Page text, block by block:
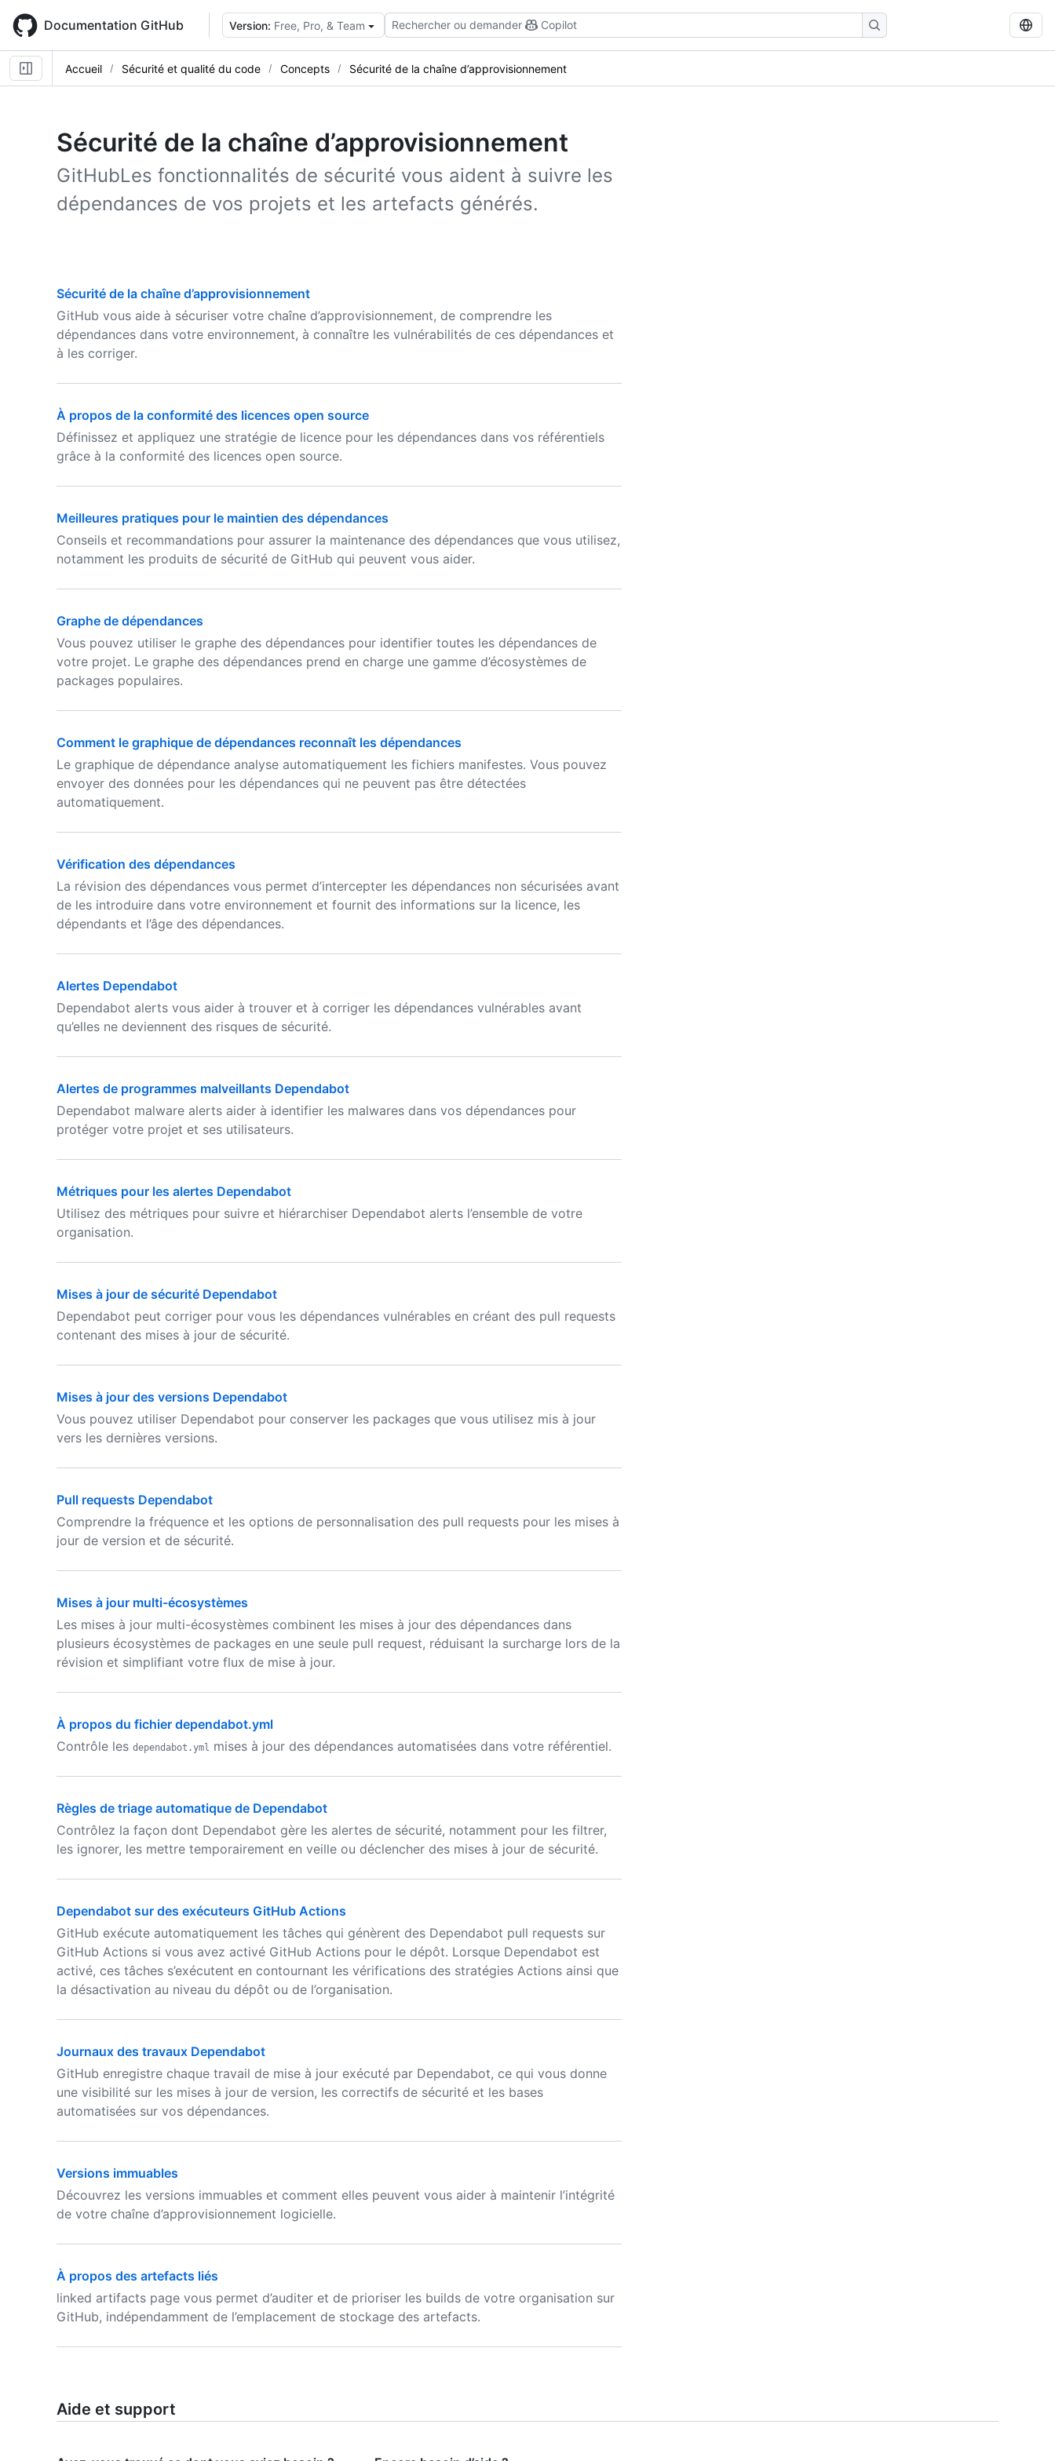
main
content
Documentation GitHub Version: Free, Pro, & Team Rechercher ou demander Copilot
Accueil Sécurité et qualité du code Concepts Sécurité de la chaîne d’approvisionnement
Sécurité de la chaîne d’approvisionnement
GitHubLes fonctionnalités de sécurité vous aident à suivre les
dépendances de vos projets et les artefacts générés.
Sécurité de la chaîne d’approvisionnement
GitHub vous aide à sécuriser votre chaîne d’approvisionnement, de comprendre les
dépendances dans votre environnement, à connaître les vulnérabilités de ces dépendances et
à les corriger.
À propos de la conformité des licences open source
Définissez et appliquez une stratégie de licence pour les dépendances dans vos référentiels
grâce à la conformité des licences open source.
Meilleures pratiques pour le maintien des dépendances
Conseils et recommandations pour assurer la maintenance des dépendances que vous utilisez,
notamment les produits de sécurité de GitHub qui peuvent vous aider.
Graphe de dépendances
Vous pouvez utiliser le graphe des dépendances pour identifier toutes les dépendances de
votre projet. Le graphe des dépendances prend en charge une gamme d’écosystèmes de
packages populaires.
Comment le graphique de dépendances reconnaît les dépendances
Le graphique de dépendance analyse automatiquement les fichiers manifestes. Vous pouvez
envoyer des données pour les dépendances qui ne peuvent pas être détectées
automatiquement.
Vérification des dépendances
La révision des dépendances vous permet d’intercepter les dépendances non sécurisées avant
de les introduire dans votre environnement et fournit des informations sur la licence, les
dépendants et l’âge des dépendances.
Alertes Dependabot
Dependabot alerts vous aider à trouver et à corriger les dépendances vulnérables avant
qu’elles ne deviennent des risques de sécurité.
Alertes de programmes malveillants Dependabot
Dependabot malware alerts aider à identifier les malwares dans vos dépendances pour
protéger votre projet et ses utilisateurs.
Métriques pour les alertes Dependabot
Utilisez des métriques pour suivre et hiérarchiser Dependabot alerts l’ensemble de votre
organisation.
Mises à jour de sécurité Dependabot
Dependabot peut corriger pour vous les dépendances vulnérables en créant des pull requests
contenant des mises à jour de sécurité.
Mises à jour des versions Dependabot
Vous pouvez utiliser Dependabot pour conserver les packages que vous utilisez mis à jour
vers les dernières versions.
Pull requests Dependabot
Comprendre la fréquence et les options de personnalisation des pull requests pour les mises à
jour de version et de sécurité.
Mises à jour multi-écosystèmes
Les mises à jour multi-écosystèmes combinent les mises à jour des dépendances dans
plusieurs écosystèmes de packages en une seule pull request, réduisant la surcharge lors de la
révision et simplifiant votre flux de mise à jour.
À propos du fichier dependabot.yml
Contrôle les dependabot.yml mises à jour des dépendances automatisées dans votre référentiel.
Règles de triage automatique de Dependabot
Contrôlez la façon dont Dependabot gère les alertes de sécurité, notamment pour les filtrer,
les ignorer, les mettre temporairement en veille ou déclencher des mises à jour de sécurité.
Dependabot sur des exécuteurs GitHub Actions
GitHub exécute automatiquement les tâches qui génèrent des Dependabot pull requests sur
GitHub Actions si vous avez activé GitHub Actions pour le dépôt. Lorsque Dependabot est
activé, ces tâches s’exécutent en contournant les vérifications des stratégies Actions ainsi que
la désactivation au niveau du dépôt ou de l’organisation.
Journaux des travaux Dependabot
GitHub enregistre chaque travail de mise à jour exécuté par Dependabot, ce qui vous donne
une visibilité sur les mises à jour de version, les correctifs de sécurité et les bases
automatisées sur vos dépendances.
Versions immuables
Découvrez les versions immuables et comment elles peuvent vous aider à maintenir l’intégrité
de votre chaîne d’approvisionnement logicielle.
À propos des artefacts liés
linked artifacts page vous permet d’auditer et de prioriser les builds de votre organisation sur
GitHub, indépendamment de l’emplacement de stockage des artefacts.
Aide et support